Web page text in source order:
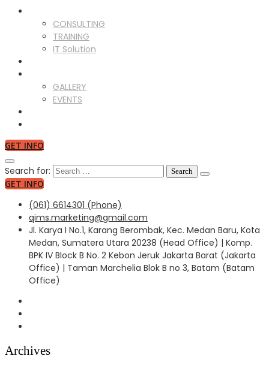
CONSULTING
TRAINING
IT Solution
GALLERY
EVENTS
GET INFO
Search for:
GET INFO
(061) 6614301 (Phone)
qims.marketing@gmail.com
Jl. Karya I No.1, Karang Berombak, Kec. Medan Baru, Kota
Medan, Sumatera Utara 20238 (Head Office) | Komp.
BPK IV Block B No. 2 Kebon Jeruk Jakarta Barat (Jakarta
Office) | Taman Marchelia Blok B no 3, Batam (Batam
Office)
Archives